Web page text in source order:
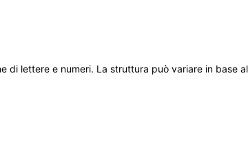
di lettere e numeri. La struttura può variare in base